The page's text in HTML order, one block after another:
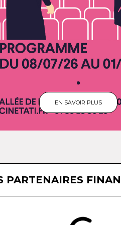
EN SAVOIR PLUS
PARTENAIRES